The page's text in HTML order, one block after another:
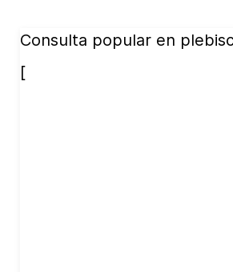
Consulta popular en
[